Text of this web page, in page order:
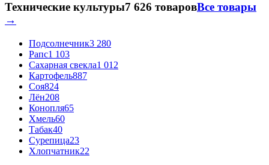
Технические культуры7 626 товаровВсе товары
→
Подсолнечник3 280
Рапс1 103
Сахарная свекла1 012
Картофель887
Соя824
Лён208
Конопля65
Хмель60
Табак40
Сурепица23
Хлопчатник22